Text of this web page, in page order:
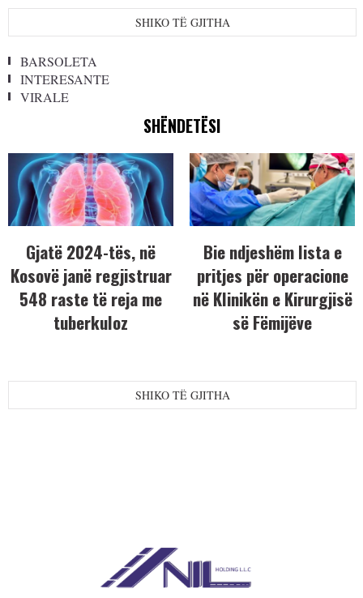
SHIKO TË GJITHA
BARSOLETA
INTERESANTE
VIRALE
SHËNDETËSI
Gjatë 2024-tës, në
Kosovë janë regjistruar
548 raste të reja me
tuberkuloz
Bie ndjeshëm lista e
pritjes për operacione
në Klinikën e Kirurgjisë
së Fëmijëve
SHIKO TË GJITHA